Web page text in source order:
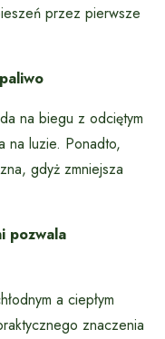
przez pierwsze
na biegu z odciętym
na luzie. Ponadto,
gdyż zmniejsza
pozwala
a ciepłym
znaczenia